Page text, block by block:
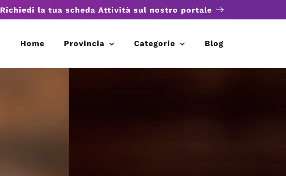
Richiedi la tua scheda Attività sul nostro portale
Home Provincia Categorie Blog